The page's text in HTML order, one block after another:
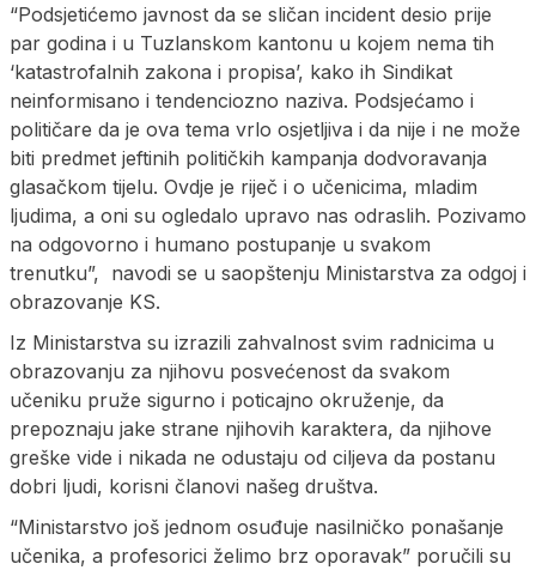
“Podsjetićemo javnost da se sličan incident desio prije
par godina i u Tuzlanskom kantonu u kojem nema tih
‘katastrofalnih zakona i propisa’, kako ih Sindikat
neinformisano i tendenciozno naziva. Podsjećamo i
političare da je ova tema vrlo osjetljiva i da nije i ne može
biti predmet jeftinih političkih kampanja dodvoravanja
glasačkom tijelu. Ovdje je riječ i o učenicima, mladim
ljudima, a oni su ogledalo upravo nas odraslih. Pozivamo
na odgovorno i humano postupanje u svakom
trenutku”, navodi se u saopštenju Ministarstva za odgoj i
obrazovanje KS.
Iz Ministarstva su izrazili zahvalnost svim radnicima u
obrazovanju za njihovu posvećenost da svakom
učeniku pruže sigurno i poticajno okruženje, da
prepoznaju jake strane njihovih karaktera, da njihove
greške vide i nikada ne odustaju od ciljeva da postanu
dobri ljudi, korisni članovi našeg društva.
“Ministarstvo još jednom osuđuje nasilničko ponašanje
učenika, a profesorici želimo brz oporavak” poručili su